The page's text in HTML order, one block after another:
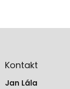
aKontakt
Jan Lála